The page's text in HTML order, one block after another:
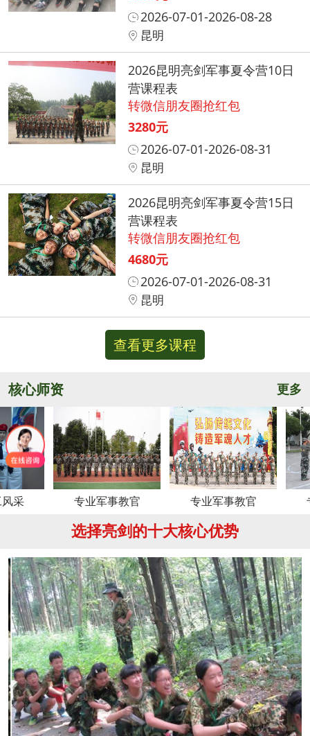
2026-07-01-2026-08-28
昆明
2026昆明亮剑军事夏令营10日
营课程表
转微信朋友圈抢红包
3280元
2026-07-01-2026-08-31
昆明
2026昆明亮剑军事夏令营15日
营课程表
转微信朋友圈抢红包
4680元
2026-07-01-2026-08-31
昆明
查看更多课程
核心师资 更多
专业军事教官 专业军事教官 专业军
选择亮剑的十大核心优势